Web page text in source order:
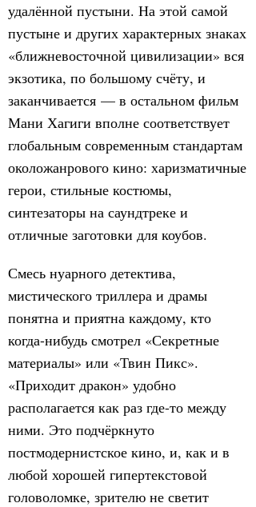
удалённой пустыни. На этой самой
пустыне и других характерных знаках
«ближневосточной цивилизации» вся
экзотика, по большому счёту, и
заканчивается — в остальном фильм
Мани Хагиги вполне соответствует
глобальным современным стандартам
околожанрового кино: харизматичные
герои, стильные костюмы,
синтезаторы на саундтреке и
отличные заготовки для коубов.
Смесь нуарного детектива,
мистического триллера и драмы
понятна и приятна каждому, кто
когда-нибудь смотрел «Секретные
материалы» или «Твин Пикс».
«Приходит дракон» удобно
располагается как раз где-то между
ними. Это подчёркнуто
постмодернистское кино, и, как и в
любой хорошей гипертекстовой
головоломке, зрителю не светит